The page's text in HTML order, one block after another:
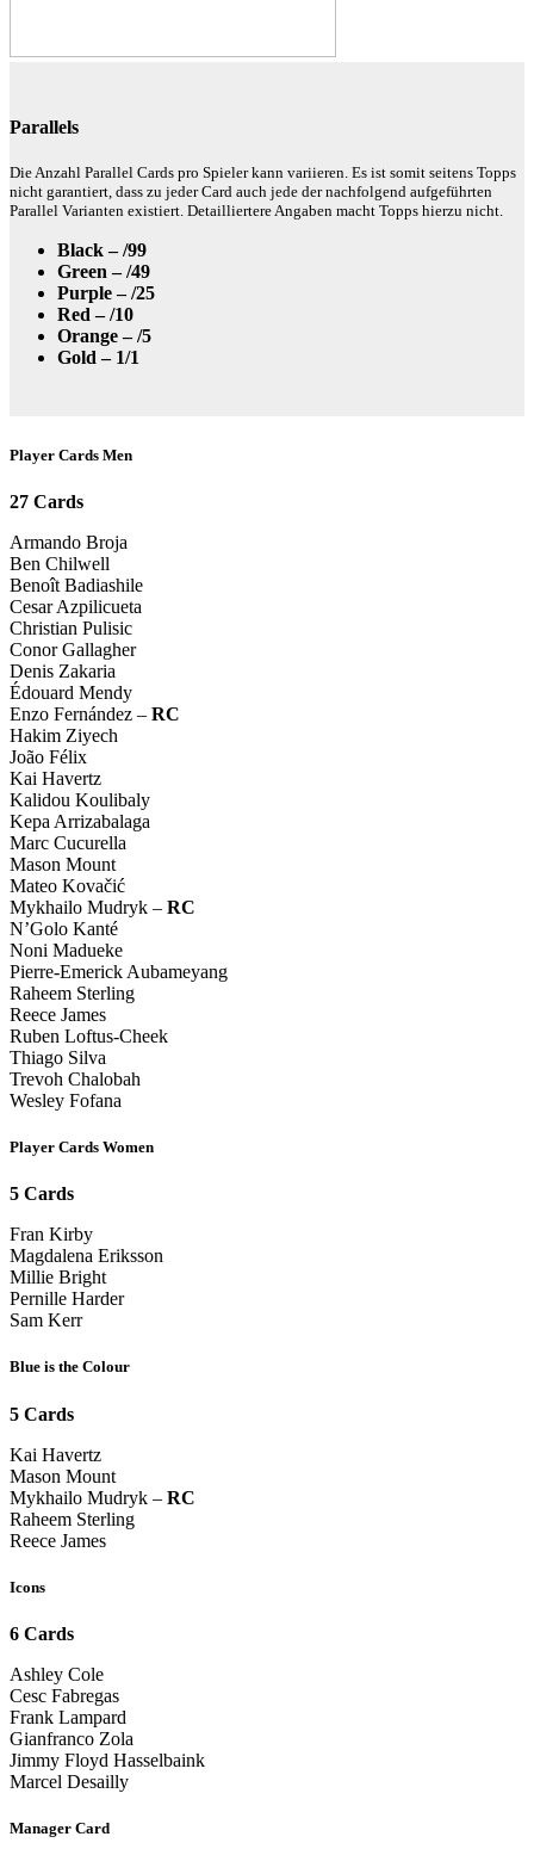
Parallels
Die Anzahl Parallel Cards pro Spieler kann variieren. Es ist somit seitens Topps
nicht garantiert, dass zu jeder Card auch jede der nachfolgend aufgeführten
Parallel Varianten existiert. Detailliertere Angaben macht Topps hierzu nicht.
Black – /99
Green – /49
Purple – /25
Red – /10
Orange – /5
Gold – 1/1
Player Cards Men
27 Cards
Armando Broja
Ben Chilwell
Benoît Badiashile
Cesar Azpilicueta
Christian Pulisic
Conor Gallagher
Denis Zakaria
Édouard Mendy
Enzo Fernández – RC
Hakim Ziyech
João Félix
Kai Havertz
Kalidou Koulibaly
Kepa Arrizabalaga
Marc Cucurella
Mason Mount
Mateo Kovačić
Mykhailo Mudryk – RC
N’Golo Kanté
Noni Madueke
Pierre-Emerick Aubameyang
Raheem Sterling
Reece James
Ruben Loftus-Cheek
Thiago Silva
Trevoh Chalobah
Wesley Fofana
Player Cards Women
5 Cards
Fran Kirby
Magdalena Eriksson
Millie Bright
Pernille Harder
Sam Kerr
Blue is the Colour
5 Cards
Kai Havertz
Mason Mount
Mykhailo Mudryk – RC
Raheem Sterling
Reece James
Icons
6 Cards
Ashley Cole
Cesc Fabregas
Frank Lampard
Gianfranco Zola
Jimmy Floyd Hasselbaink
Marcel Desailly
Manager Card